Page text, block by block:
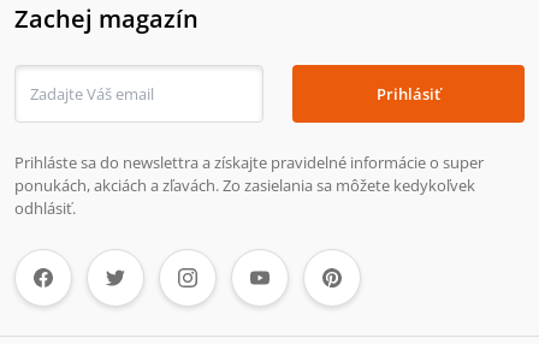
Zachej magazín
Prihlásiť
Prihláste sa do newslettra a získajte pravidelné informácie o super
ponukách, akciách a zľavách. Zo zasielania sa môžete kedykoľvek
odhlásiť.